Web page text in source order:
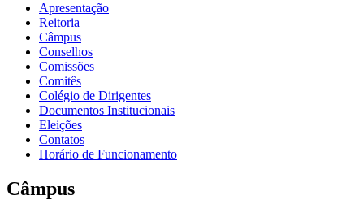
Apresentação
Reitoria
Câmpus
Conselhos
Comissões
Comitês
Colégio de Dirigentes
Documentos Institucionais
Eleições
Contatos
Horário de Funcionamento
Câmpus